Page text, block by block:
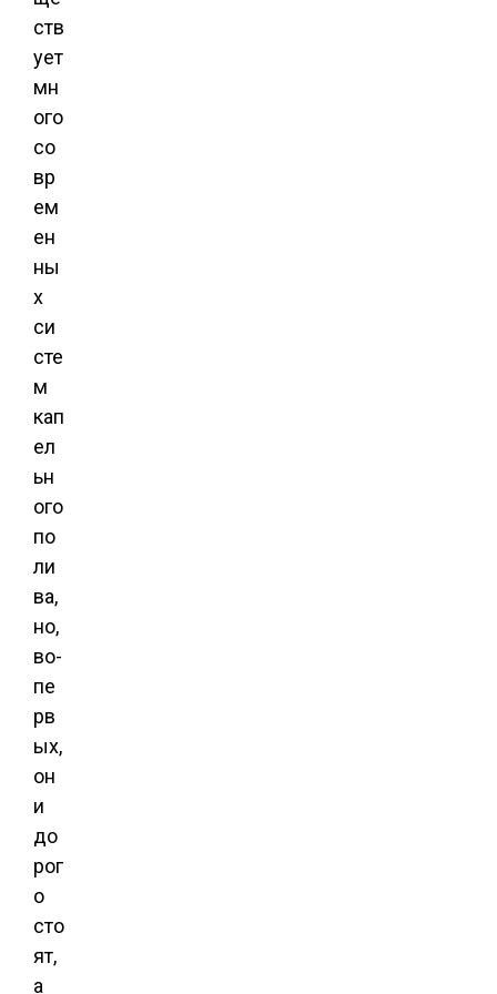
ств
ует
мн
ого
со
вр
ем
ен
ны
х
си
сте
м
кап
ел
ьн
ого
по
ли
ва,
но,
во-
пе
рв
ых,
он
и
до
рог
о
сто
ят,
а